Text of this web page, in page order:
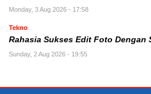
Monday, 3 Aug 2026 - 17:58
Tekno
Rahasia Sukses Edit Foto Dengan
Sunday, 2 Aug 2026 - 19:55